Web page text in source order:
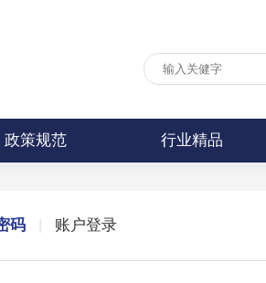
政策规范 行业精品
码 账户登录